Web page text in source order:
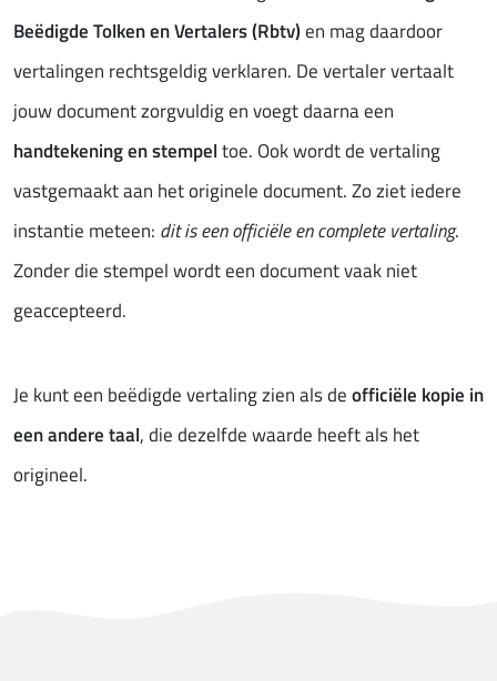
Beëdigde Tolken en Vertalers (Rbtv)en mag daardoor
vertalingen rechtsgeldig verklaren. De vertaler vertaalt
jouw document zorgvuldig en voegt daarna een
handtekening en stempeltoe. Ook wordt de vertaling
vastgemaakt aan het originele document. Zo ziet iedere
instantie meteen: dit is een officiële en complete vertaling.
Zonder die stempel wordt een document vaak niet
geaccepteerd.
Je kunt een beëdigde vertaling zien als deofficiële kopie in
een andere taal, die dezelfde waarde heeft als het
origineel.